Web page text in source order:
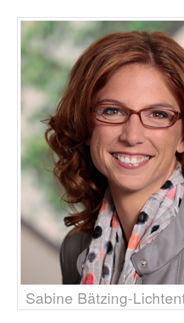
Sabine Bätzing-